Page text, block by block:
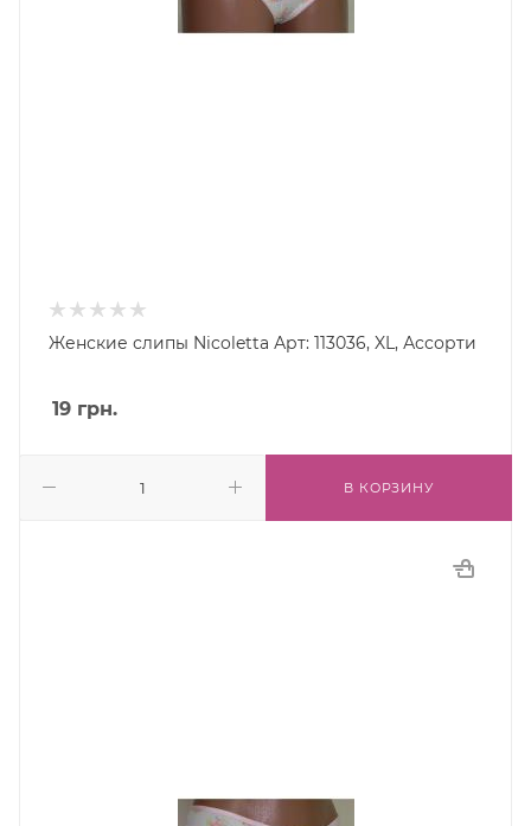
Женские слипы Nicoletta Арт: 113036, XL, Ассорти
19 грн.
В КОРЗИНУ